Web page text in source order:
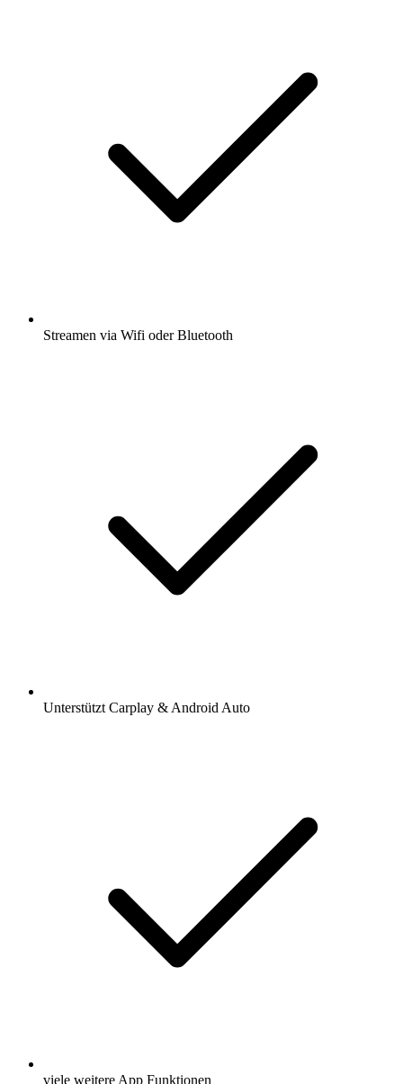
Streamen via Wifi oder Bluetooth
Unterstützt Carplay & Android Auto
viele weitere App Funktionen